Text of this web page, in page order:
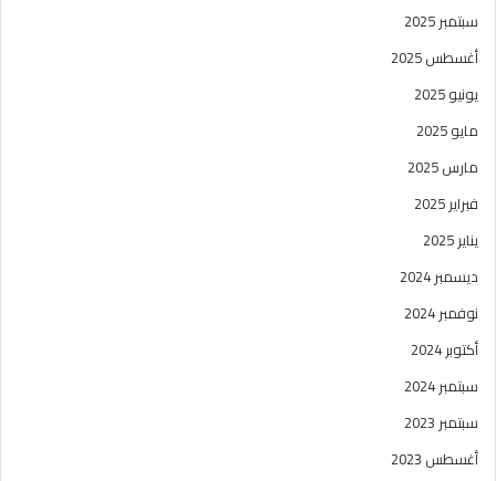
سبتمبر 2025
أغسطس 2025
يونيو 2025
مايو 2025
مارس 2025
فبراير 2025
يناير 2025
ديسمبر 2024
نوفمبر 2024
أكتوبر 2024
سبتمبر 2024
سبتمبر 2023
أغسطس 2023